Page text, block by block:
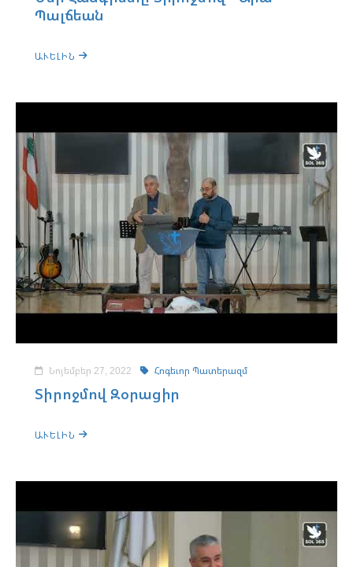
Պալճեան
ԱՒԵԼԻՆ
Նոյեմբեր 27, 2022 Հոգեւոր Պատերազմ
Տիրոջմով Զօրացիր
ԱՒԵԼԻՆ